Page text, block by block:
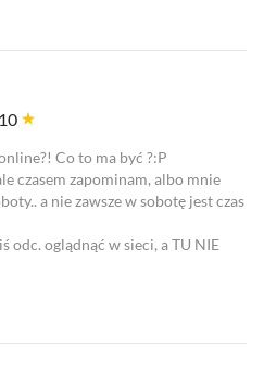
10
Co to ma być ?:P
czasem zapominam, albo mnie
a nie zawsze w sobotę jest czas
odc. oglądnąć w sieci, a TU NIE